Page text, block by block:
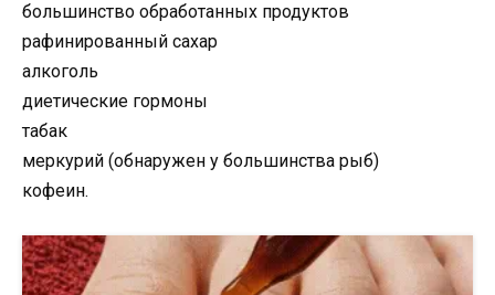
большинство обработанных продуктов
рафинированный сахар
алкоголь
диетические гормоны
табак
меркурий (обнаружен у большинства рыб)
кофеин.